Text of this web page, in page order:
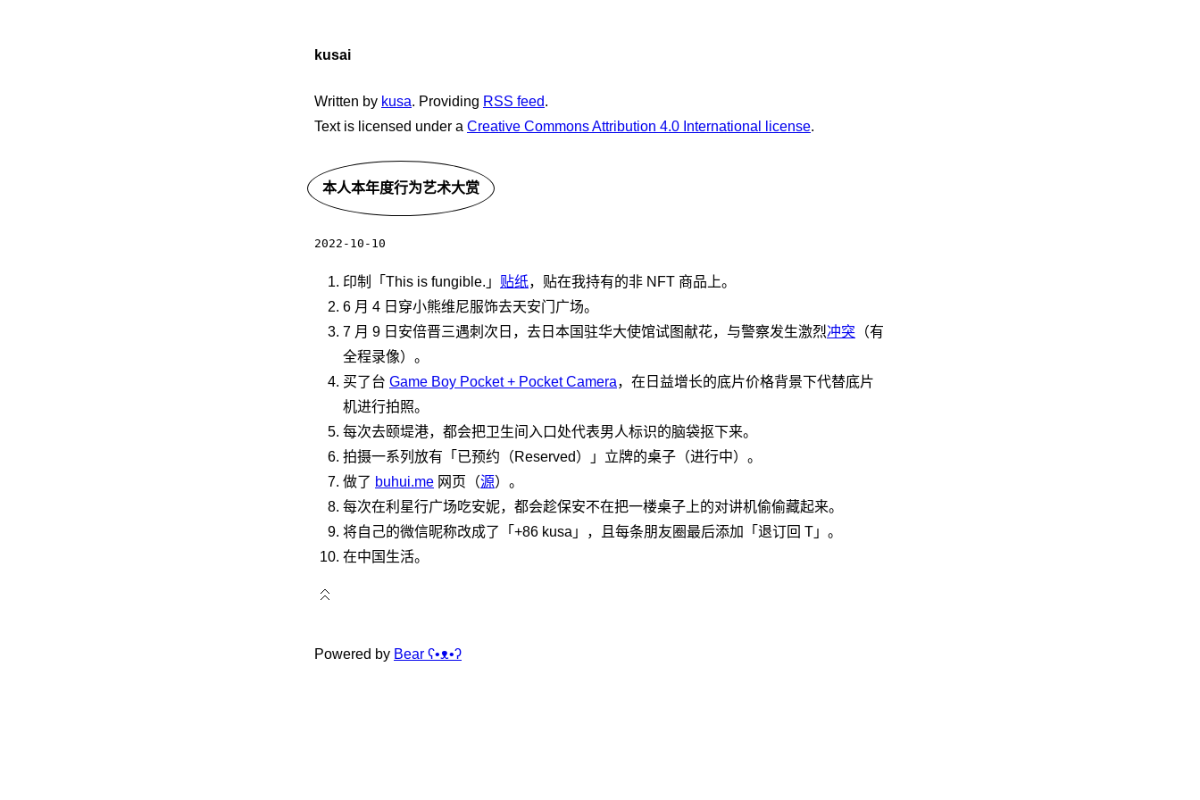
kusai
Written by kusa. Providing RSS feed.
Text is licensed under a Creative Commons Attribution 4.0 International license.
本人本年度行为艺术大赏
2022-10-10
印制「This is fungible.」 贴纸，贴在我持有的非 NFT 商品上。
6 月 4 日穿小熊维尼服饰去天安门广场。
7 月 9 日安倍晋三遇刺次日，去日本国驻华大使馆试图献花，与警察发生激烈冲突 （有
全程录像）。
买了台 Game Boy Pocket + Pocket Camera，在日益增长的底片价格背景下代替底片
机进行拍照。
每次去颐堤港，都会把卫生间入口处代表男人标识的脑袋抠下来。
拍摄一系列放有「已预约（Reserved）」立牌的桌子（进行中）。
做了 buhui.me 网页（源）。
每次在利星行广场吃安妮，都会趁保安不在把一楼桌子上的对讲机偷偷藏起来。
将自己的微信昵称改成了「+86 kusa」，且每条朋友圈最后添加「退订回 T」。
在中国生活。
Powered by Bear ʕ•ᴥ•ʔ